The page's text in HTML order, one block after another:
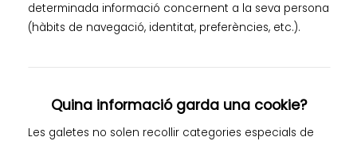
determinada informació concernent a la seva persona
(hàbits de navegació, identitat, preferències, etc.).
Quina informació garda una cookie?
Les galetes no solen recollir categories especials de